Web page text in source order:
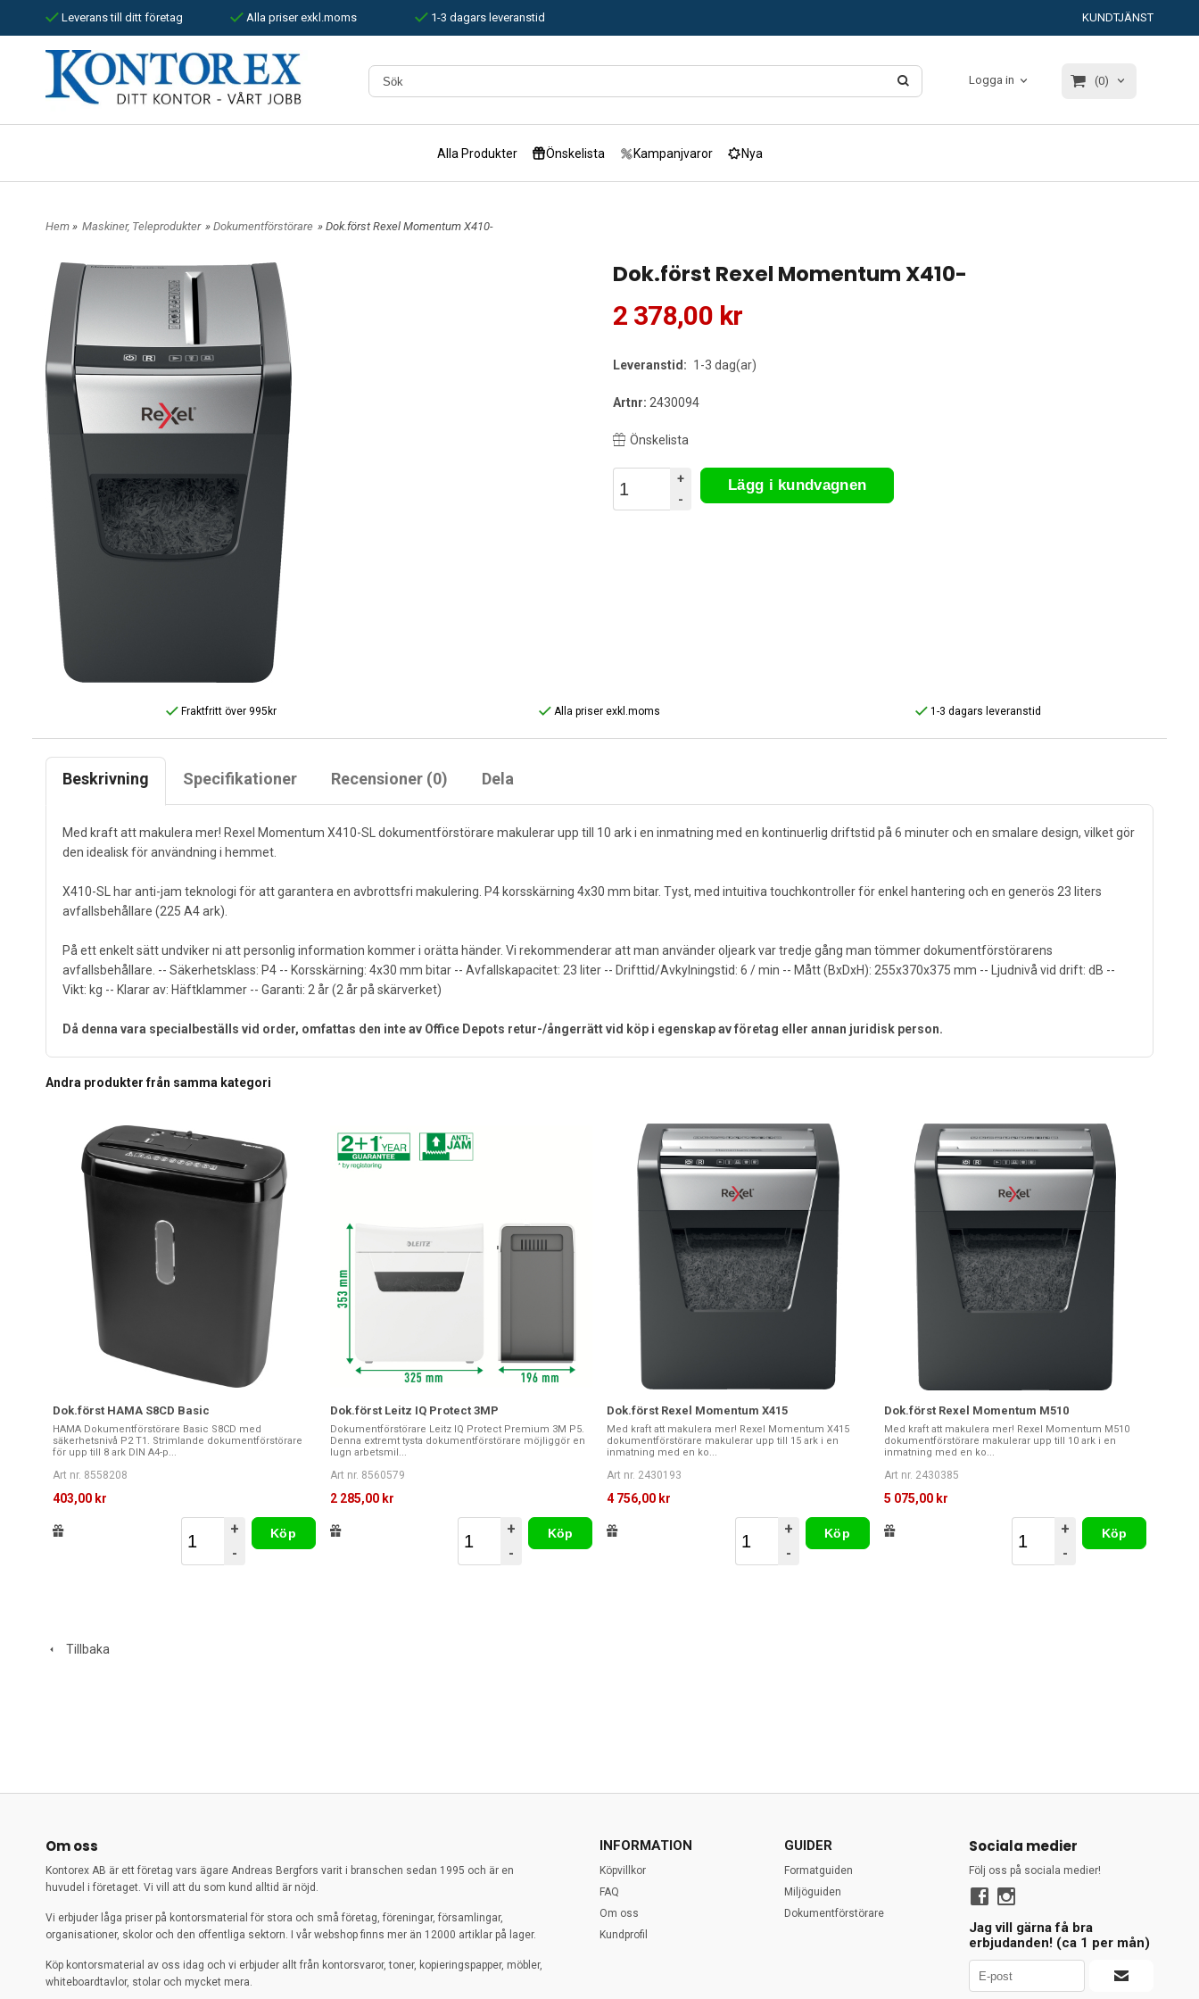
Leverans till ditt företag Alla priser exkl.moms 1-3 dagars leveranstid KUNDTJÄNST
Logga in (0)
Alla Produkter Önskelista Kampanjvaror Nya
Hem » Maskiner, Teleprodukter » Dokumentförstörare » Dok.först Rexel Momentum X410-
Dok.först Rexel Momentum X410-
2 378,00 kr
Leveranstid: 1-3 dag(ar)
Artnr: 2430094
Önskelista
+
-
Lägg i kundvagnen
Fraktfritt över 995kr Alla priser exkl.moms 1-3 dagars leveranstid
Beskrivning Specifikationer Recensioner (0) Dela
Med kraft att makulera mer! Rexel Momentum X410-SL dokumentförstörare makulerar upp till 10 ark i en inmatning med en kontinuerlig driftstid på 6 minuter och en smalare design, vilket gör
den idealisk för användning i hemmet.
X410-SL har anti-jam teknologi för att garantera en avbrottsfri makulering. P4 korsskärning 4x30 mm bitar. Tyst, med intuitiva touchkontroller för enkel hantering och en generös 23 liters
avfallsbehållare (225 A4 ark).
På ett enkelt sätt undviker ni att personlig information kommer i orätta händer. Vi rekommenderar att man använder oljeark var tredje gång man tömmer dokumentförstörarens
avfallsbehållare. -- Säkerhetsklass: P4 -- Korsskärning: 4x30 mm bitar -- Avfallskapacitet: 23 liter -- Drifttid/Avkylningstid: 6 / min -- Mått (BxDxH): 255x370x375 mm -- Ljudnivå vid drift: dB --
Vikt: kg -- Klarar av: Häftklammer -- Garanti: 2 år (2 år på skärverket)
Då denna vara specialbeställs vid order, omfattas den inte av Office Depots retur-/ångerrätt vid köp i egenskap av företag eller annan juridisk person.
Andra produkter från samma kategori
Dok.först HAMA S8CD Basic
HAMA Dokumentförstörare Basic S8CD med
säkerhetsnivå P2 T1. Strimlande dokumentförstörare
för upp till 8 ark DIN A4-p...
Art nr. 8558208
403,00 kr
+
-
Köp
Dok.först Leitz IQ Protect 3MP
Dokumentförstörare Leitz IQ Protect Premium 3M P5.
Denna extremt tysta dokumentförstörare möjliggör en
lugn arbetsmil...
Art nr. 8560579
2 285,00 kr
+
-
Köp
Dok.först Rexel Momentum X415
Med kraft att makulera mer! Rexel Momentum X415
dokumentförstörare makulerar upp till 15 ark i en
inmatning med en ko...
Art nr. 2430193
4 756,00 kr
+
-
Köp
Dok.först Rexel Momentum M510
Med kraft att makulera mer! Rexel Momentum M510
dokumentförstörare makulerar upp till 10 ark i en
inmatning med en ko...
Art nr. 2430385
5 075,00 kr
+
-
Köp
Tillbaka
Om oss
Kontorex AB är ett företag vars ägare Andreas Bergfors varit i branschen sedan 1995 och är en
huvudel i företaget. Vi vill att du som kund alltid är nöjd.
Vi erbjuder låga priser på kontorsmaterial för stora och små företag, föreningar, församlingar,
organisationer, skolor och den offentliga sektorn. I vår webshop finns mer än 12000 artiklar på lager.
Köp kontorsmaterial av oss idag och vi erbjuder allt från kontorsvaror, toner, kopieringspapper, möbler,
whiteboardtavlor, stolar och mycket mera.
INFORMATION
Köpvillkor
FAQ
Om oss
Kundprofil
GUIDER
Formatguiden
Miljöguiden
Dokumentförstörare
Sociala medier
Följ oss på sociala medier!
Jag vill gärna få bra
erbjudanden! (ca 1 per mån)